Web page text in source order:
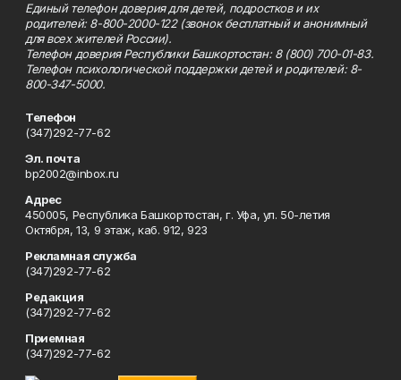
Единый телефон доверия для детей, подростков и их
родителей: 8-800-2000-122 (звонок бесплатный и анонимный
для всех жителей России).
Телефон доверия Республики Башкортостан: 8 (800) 700-01-83.
Телефон психологической поддержки детей и родителей: 8-
800-347-5000.
Телефон
(347)292-77-62
Эл. почта
bp2002@inbox.ru
Адрес
450005, Республика Башкортостан, г. Уфа, ул. 50-летия
Октября, 13, 9 этаж, каб. 912, 923
Рекламная служба
(347)292-77-62
Редакция
(347)292-77-62
Приемная
(347)292-77-62